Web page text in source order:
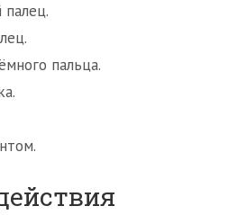
пальца.